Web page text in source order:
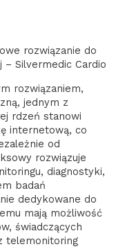
rozwiązanie do
Silvermedic Cardio
rozwiązaniem,
jednym z
rdzeń stanowi
internetową, co
od
rozwiązuje
diagnostyki,
badań
dedykowane do
mają możliwość
świadczących
telemonitoring